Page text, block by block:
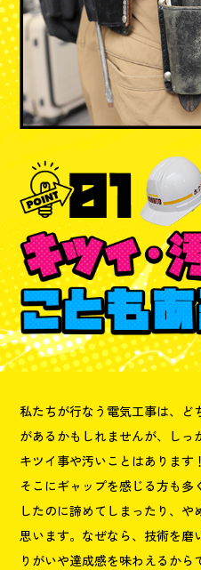
私たちが行なう電気工事は、ど
があるかもしれませんが、しっ
キツイ事や汚いことはあります！
そこにギャップを感じる方も
したのに諦めてしまったり、や
思います。なぜなら、技術を磨
りがいや達成感を味わえるから